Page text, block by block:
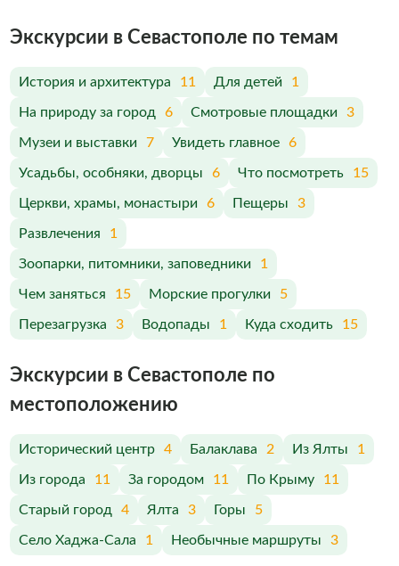
Экскурсии в Севастополе по темам
История и архитектура 11 Для детей 1
На природу за город 6 Смотровые площадки 3
Музеи и выставки 7 Увидеть главное 6
Усадьбы, особняки, дворцы 6 Что посмотреть 15
Церкви, храмы, монастыри 6 Пещеры 3
Развлечения 1
Зоопарки, питомники, заповедники 1
Чем заняться 15 Морские прогулки 5
Перезагрузка 3 Водопады 1 Куда сходить 15
Экскурсии в Севастополе по
меcтоположению
Исторический центр 4 Балаклава 2 Из Ялты 1
Из города 11 За городом 11 По Крыму 11
Старый город 4 Ялта 3 Горы 5
Село Хаджа-Сала 1 Необычные маршруты 3